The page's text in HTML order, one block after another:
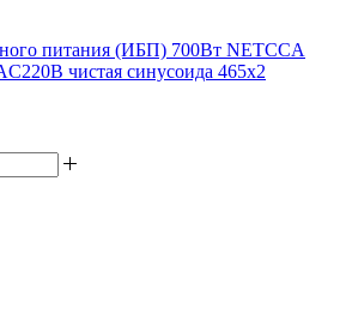
питания (ИБП) 700Вт NETCCA
чистая синусоида 465х2